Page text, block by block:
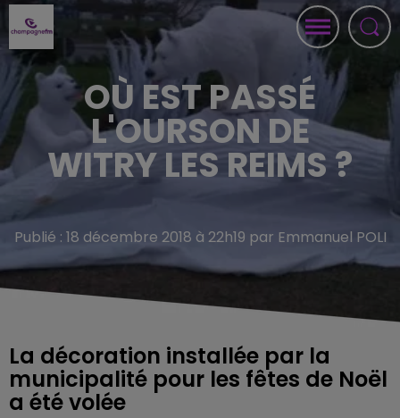
OÙ EST PASSÉ
L'OURSON DE
WITRY LES REIMS ?
Publié : 18 décembre 2018 à 22h19 par Emmanuel POLI
La décoration installée par la
municipalité pour les fêtes de Noël
a été volée